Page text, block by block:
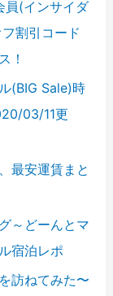
員(インサイダ
割引コード
！
(BIG Sale)時
03/11更
最安運賃まと
～どーんとマ
宿泊レポ
訪ねてみた〜